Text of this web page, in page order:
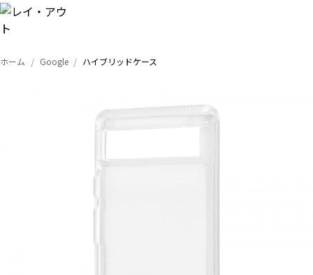
トップ
ホーム Google ハイブリッドケース